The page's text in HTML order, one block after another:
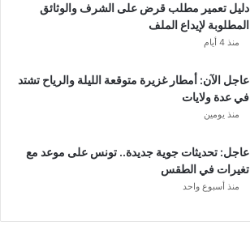
دليل تعمير مطلب قرض على الشرف والوثائق
المطلوبة لإيداع الملف
منذ 4 أيام
عاجل الآن: أمطار غزيرة متوقعة الليلة والرياح تشتد
في عدة ولايات
منذ يومين
عاجل: تحديثات جوية جديدة.. تونس على موعد مع
تغيرات في الطقس
منذ أسبوع واحد